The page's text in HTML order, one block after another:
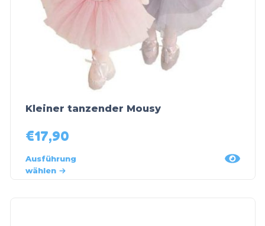
Kleiner tanzender Mousy
€17,90
Ausführung
wählen